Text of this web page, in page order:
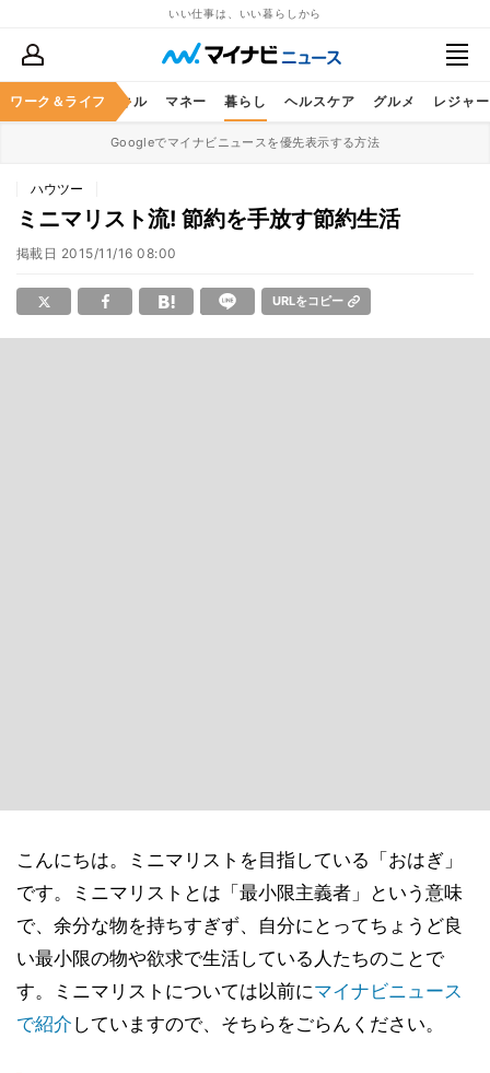
いい仕事は、いい暮らしから
ワーク＆ライフ
ア ビジネススキル マネー 暮らし ヘルスケア グルメ レジャー
Googleでマイナビニュースを優先表示する方法
ハウツー
ミニマリスト流! 節約を手放す節約生活
掲載日 2015/11/16 08:00
URLをコピー
こんにちは。ミニマリストを目指している「おはぎ」
です。ミニマリストとは「最小限主義者」という意味
で、余分な物を持ちすぎず、自分にとってちょうど良
い最小限の物や欲求で生活している人たちのことで
す。ミニマリストについては以前にマイナビニュース
で紹介 していますので、そちらをごらんください。